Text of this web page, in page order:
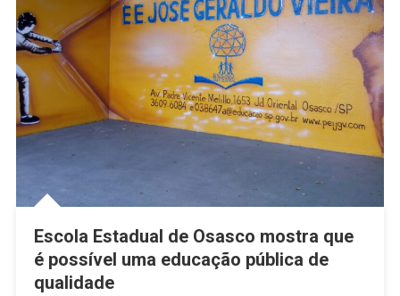
Escola Estadual de Osasco mostra que
é possível uma educação pública de
qualidade